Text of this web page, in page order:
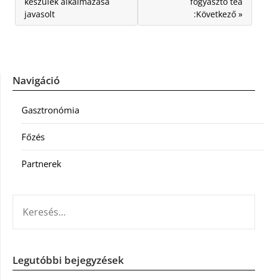
javasolt
:Következő »
Navigáció
Gasztronómia
Főzés
Partnerek
Legutóbbi bejegyzések